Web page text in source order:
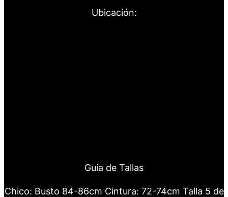
Ubicación:
Guía de Tallas
Chico: Busto 84-86cm Cintura: 72-74cm Talla 5 de